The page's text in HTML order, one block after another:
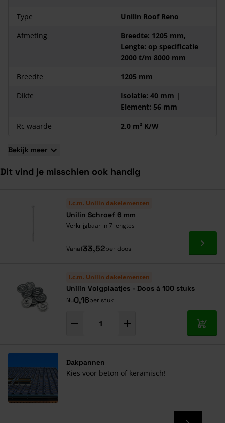
tengels van 16x43 mm.
geschakelde woningen.
Leverbaar vanaf 2000 tot 8000 mm lengte.
Type
Unilin Roof Reno
Afmeting
Breedte: 1205 mm,
Lengte: op specificatie
2000 t/m 8000 mm
Breedte
1205 mm
Dikte
Isolatie: 40 mm |
Element: 56 mm
Rc waarde
2,0 m² K/W
Bekijk meer
Dit vind je misschien ook handig
I.c.m. Unilin dakelementen
Unilin Schroef 6 mm
Verkrijgbaar in 7 lengtes
Vanaf33,52per doos Ga
I.c.m. Unilin dakelementen
Unilin Volgplaatjes - Doos à 100 stuks
Nu0,16per stuk
In
Dakpannen
Kies voor beton of keramisch!